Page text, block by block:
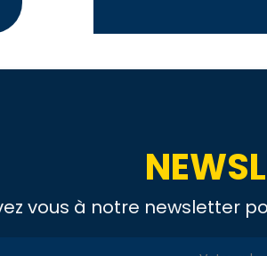
vous à notre newsletter